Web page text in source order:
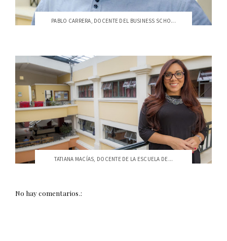
PABLO CARRERA, DOCENTE DEL BUSINESS SCHO...
TATIANA MACÍAS, DOCENTE DE LA ESCUELA DE...
No hay comentarios.: